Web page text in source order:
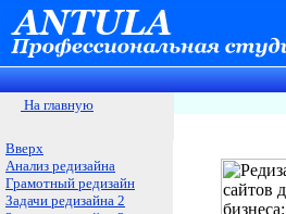
На главную
Вверх
Анализ редизайна
Грамотный редизайн
Задачи редизайна 2